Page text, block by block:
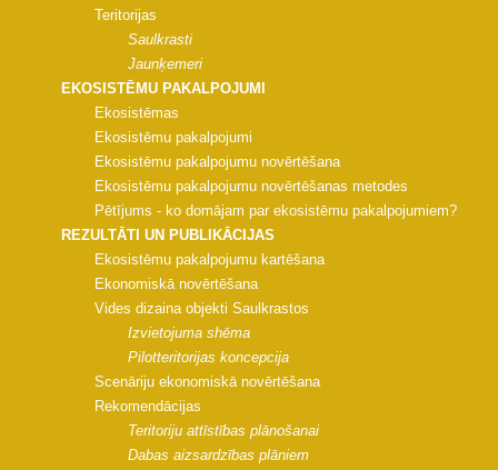
Teritorijas
Saulkrasti
Jaunķemeri
EKOSISTĒMU PAKALPOJUMI
Ekosistēmas
Ekosistēmu pakalpojumi
Ekosistēmu pakalpojumu novērtēšana
Ekosistēmu pakalpojumu novērtēšanas metodes
Pētījums - ko domājam par ekosistēmu pakalpojumiem?
REZULTĀTI UN PUBLIKĀCIJAS
Ekosistēmu pakalpojumu kartēšana
Ekonomiskā novērtēšana
Vides dizaina objekti Saulkrastos
Izvietojuma shēma
Pilotteritorijas koncepcija
Scenāriju ekonomiskā novērtēšana
Rekomendācijas
Teritoriju attīstības plānošanai
Dabas aizsardzības plāniem